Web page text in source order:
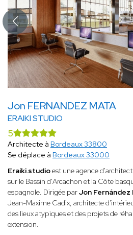
Jon FERNANDEZ MATA
ERAIKI STUDIO
5
Architecte à Bordeaux 33800
Se déplace à Bordeaux 33000
Eraiki.studioest une agence
sur le Bassin d'Arcachon et la Côte
espagnole. Dirigée parJon Fernández
Jean-Maxime Cadix, architecte
des lieux atypiques et des projets de
extension.